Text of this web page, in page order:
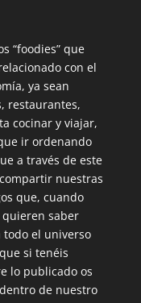
“foodies” que
con el
ya sean
restaurantes,
cocinar y viajar,
ir ordenando
a través de este
nuestras
que, cuando
saber
todo el universo
si tenéis
lo publicado os
de nuestro